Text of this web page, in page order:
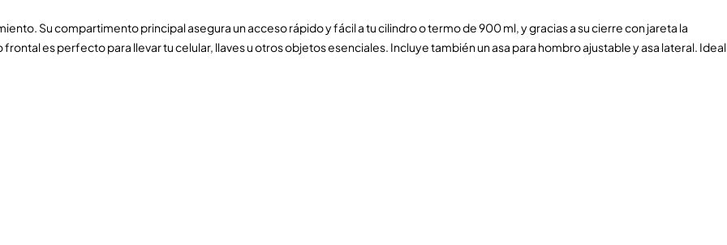
Su compartimento principal asegura un acceso rápido y fácil a tu cilindro o termo de 900 ml, y gracias a su cierre con jareta la
es perfecto para llevar tu celular, llaves u otros objetos esenciales. Incluye también un asa para hombro ajustable y asa lateral. Ideal